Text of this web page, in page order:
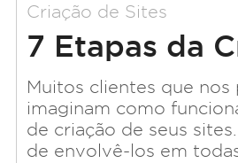
Criação de Sites
7 Etapas da
de um Site
Muitos clientes que nos
imaginam como
de criação de seus
de envolvê-los em